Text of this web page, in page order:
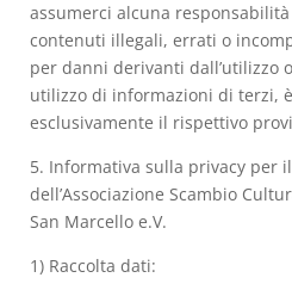
assumerci alcuna
contenuti illegali, errati o
per danni derivanti dall’utilizzo
utilizzo di informazioni di terzi,
esclusivamente il rispettivo
5. Informativa sulla privacy per
dell’Associazione Scambio
San Marcello e.V.
1) Raccolta dati: